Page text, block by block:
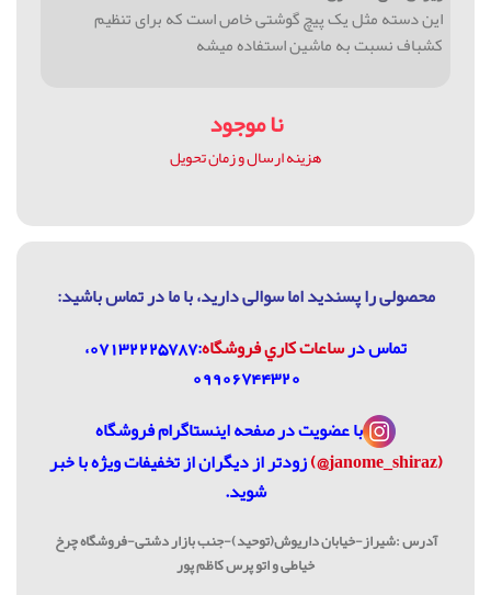
این دسته مثل یک پیچ گوشتی خاص است که برای تنظیم
کشباف نسبت به ماشین استفاده میشه
نا موجود
هزینه ارسال و زمان تحویل
محصولی را پسندید اما سوالی دارید، با ما در تماس باشيد:
تماس درساعات كاري فروشگاه
:07132225787،
09906744320
با عضویت درصفحه اینستاگرام فروشگاه
(janome_shiraz@)
زودتر از دیگران از تخفیفات ویژه با خبر
شوید.
آدرس :شیراز-خیابان داریوش(توحید)-جنب بازار دشتی-فروشگاه چرخ
خیاطی و اتو پرس کاظم پور